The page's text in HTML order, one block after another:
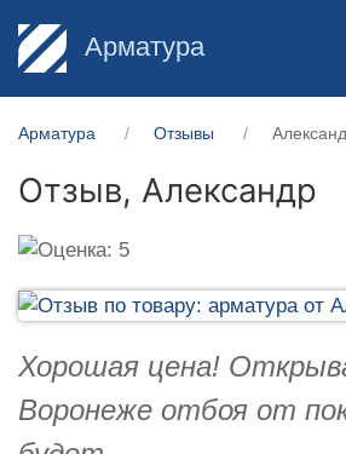
Арматура
Арматура Отзывы
Отзыв, Александр
Хорошая цена!
Воронеже отбоя от